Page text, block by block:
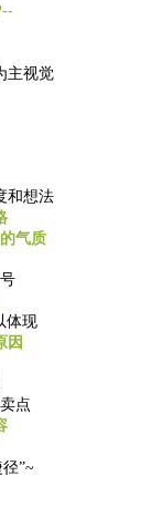
主视觉
和想法
气质
体现
因
点
”~